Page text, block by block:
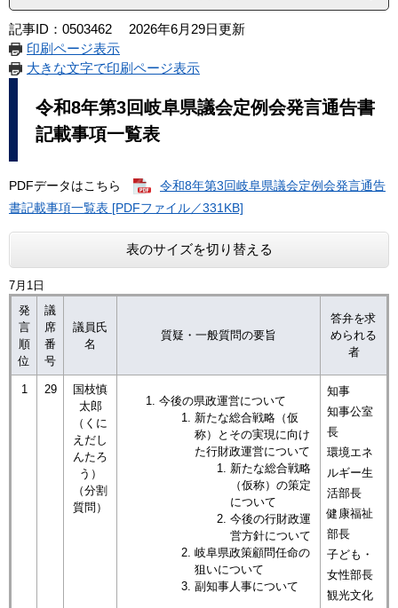
記事ID：0503462
2026年6月29日更新
印刷ページ表示
大きな文字で印刷ページ表示
令和8年第3回岐阜県議会定例会発言通告書
記載事項一覧表
PDFデータはこちら
令和8年第3回岐阜県議会定例会発言通告
書記載事項一覧表 [PDFファイル／331KB]
表のサイズを切り替える
7月1日
発
言
順
位
議
席
番
号
議員氏
名
質疑・一般質問の要旨
答弁を求
められる
者
1 29
国枝慎
太郎
（くに
えだし
んたろ
う）
（分割
質問）
今後の県政運営について​
新たな総合戦略（仮
称）とその実現に向け
た行財政運営について
新たな総合戦略
（仮称）の策定
について
今後の行財政運
営方針について
岐阜県政策顧問任命の
狙いについて
副知事人事について
知事
知事公室
長
環境エネ
ルギー生
活部長
健康福祉
部長
子ども・
女性部長
観光文化